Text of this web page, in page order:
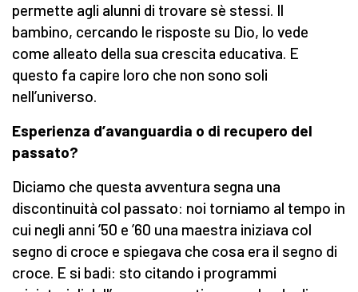
permette agli alunni di trovare sè stessi. Il
bambino, cercando le risposte su Dio, lo vede
come alleato della sua crescita educativa. E
questo fa capire loro che non sono soli
nell’universo.
Esperienza d’avanguardia o di recupero del
passato?
Diciamo che questa avventura segna una
discontinuità col passato: noi torniamo al tempo in
cui negli anni ’50 e ’60 una maestra iniziava col
segno di croce e spiegava che cosa era il segno di
croce. E si badi: sto citando i programmi